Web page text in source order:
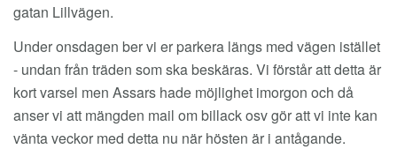
gatan Lillvägen.
Under onsdagen ber vi er parkera längs med vägen istället
- undan från träden som ska beskäras. Vi förstår att detta är
kort varsel men Assars hade möjlighet imorgon och då
anser vi att mängden mail om billack osv gör att vi inte kan
vänta veckor med detta nu när hösten är i antågande.